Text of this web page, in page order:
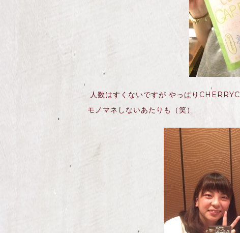
人数はすくないですが やっぱり
モノマネしないあたりも（笑）